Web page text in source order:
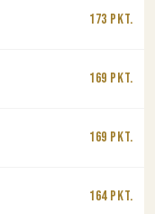
173 Pkt.
169 Pkt.
169 Pkt.
164 Pkt.